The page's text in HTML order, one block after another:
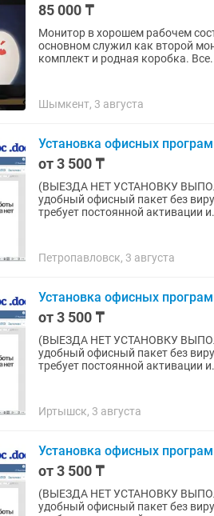
85 000 ₸
Монитор в хорошем рабочем
основном служил как второй
комплект и родная
Шымкент, 3 августа
Установка офисных
от 3 500 ₸
(ВЫЕЗДА НЕТ УСТАНОВКУ ВЫПОЛНЯЕМ
удобный офисный пакет без
требует постоянной активации
Петропавловск, 3 августа
Установка офисных
от 3 500 ₸
(ВЫЕЗДА НЕТ УСТАНОВКУ ВЫПОЛНЯЕМ
удобный офисный пакет без
требует постоянной активации
Иртышск, 3 августа
Установка офисных
от 3 500 ₸
(ВЫЕЗДА НЕТ УСТАНОВКУ ВЫПОЛНЯЕМ
удобный офисный пакет без